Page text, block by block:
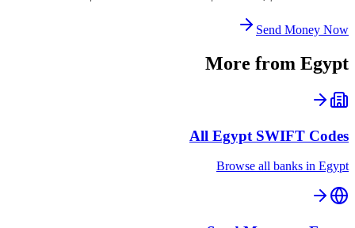
Send Money Now
More from Egypt
All Egypt SWIFT Codes
Browse all banks in Egypt